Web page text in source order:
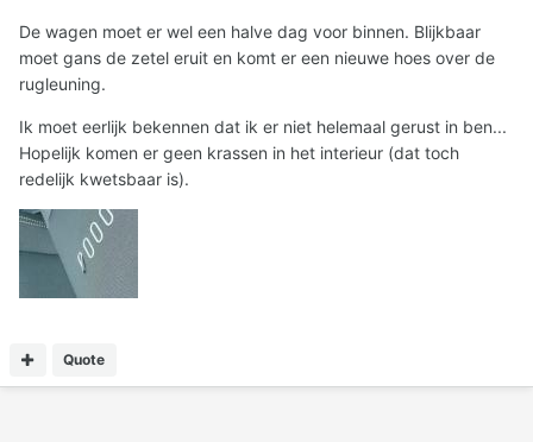
De wagen moet er wel een halve dag voor binnen. Blijkbaar
moet gans de zetel eruit en komt er een nieuwe hoes over de
rugleuning.
Ik moet eerlijk bekennen dat ik er niet helemaal gerust in ben...
Hopelijk komen er geen krassen in het interieur (dat toch
redelijk kwetsbaar is).
Quote